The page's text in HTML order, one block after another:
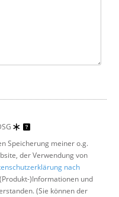
Speicherung meiner o.g.
der Verwendung von
nach
)Informationen und
(Sie können der